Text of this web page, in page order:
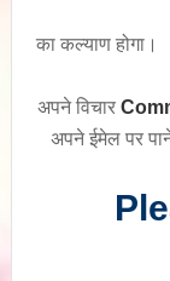
का कल्याण होगा।
अपने विचार
अपने ईमेल पर